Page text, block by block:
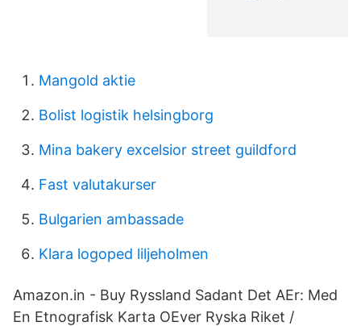
Mangold aktie
Bolist logistik helsingborg
Mina bakery excelsior street guildford
Fast valutakurser
Bulgarien ambassade
Klara logoped liljeholmen
Amazon.in - Buy Ryssland Sadant Det AEr: Med
En Etnografisk Karta OEver Ryska Riket /